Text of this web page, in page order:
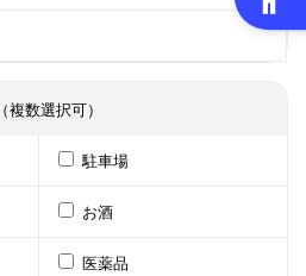
（複数選択可）
駐車場
お酒
医薬品